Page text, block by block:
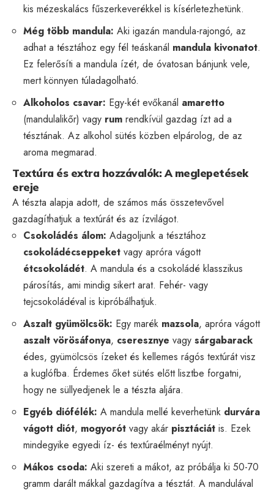
kis mézeskalács fűszerkeverékkel is kísérletezhetünk.
Még több mandula: Aki igazán mandula-rajongó, az
adhat a tésztához egy fél teáskanál mandula kivonatot.
Ez felerősíti a mandula ízét, de óvatosan bánjunk vele,
mert könnyen túladagolható.
Alkoholos csavar: Egy-két evőkanál amaretto
(mandulalikőr) vagy rum rendkívül gazdag ízt ad a
tésztának. Az alkohol sütés közben elpárolog, de az
aroma megmarad.
Textúra és extra hozzávalók: A meglepetések
ereje
A tészta alapja adott, de számos más összetevővel
gazdagíthatjuk a textúrát és az ízvilágot.
Csokoládés álom: Adagoljunk a tésztához
csokoládécseppeket vagy apróra vágott
étcsokoládét. A mandula és a csokoládé klasszikus
párosítás, ami mindig sikert arat. Fehér- vagy
tejcsokoládéval is kipróbálhatjuk.
Aszalt gyümölcsök: Egy marék mazsola, apróra vágott
aszalt vörösáfonya, cseresznye vagy sárgabarack
édes, gyümölcsös ízeket és kellemes rágós textúrát visz
a kuglófba. Érdemes őket sütés előtt lisztbe forgatni,
hogy ne süllyedjenek le a tészta aljára.
Egyéb diófélék: A mandula mellé keverhetünk durvára
vágott diót, mogyorót vagy akár pisztáciát is. Ezek
mindegyike egyedi íz- és textúraélményt nyújt.
Mákos csoda: Aki szereti a mákot, az próbálja ki 50-70
gramm darált mákkal gazdagítva a tésztát. A mandulával